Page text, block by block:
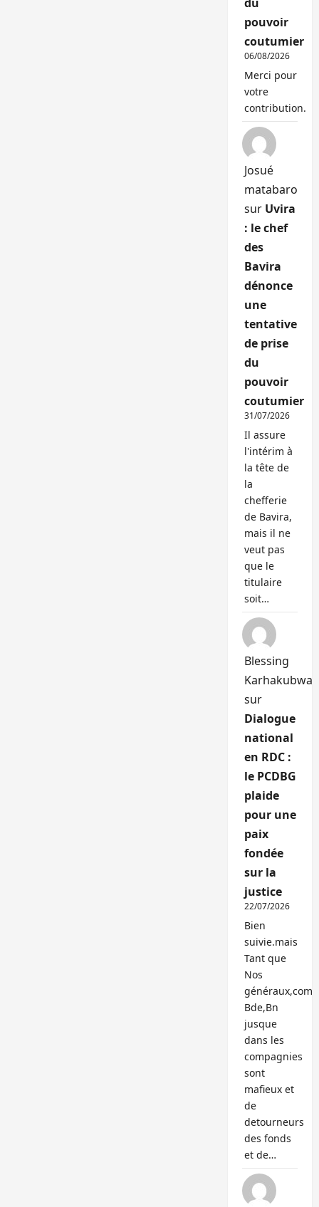
pouvoir
coutumier
06/08/2026
Merci pour
votre
contribution.
Josué
matabaro
sur Uvira
: le chef
des
Bavira
dénonce
une
tentative
de prise
du
pouvoir
coutumier
31/07/2026
Il assure
l'intérim à
la tête de
la
chefferie
de Bavira,
mais il ne
veut pas
que le
titulaire
soit…
Blessing
Karhakubwa
sur
Dialogue
national
en RDC :
le PCDBG
plaide
pour une
paix
fondée
sur la
justice
22/07/2026
Bien
suivie.mais
Tant que
Nos
généraux,com
Bde,Bn
jusque
dans les
compagnies
sont
mafieux et
de
detourneurs
des fonds
et de…